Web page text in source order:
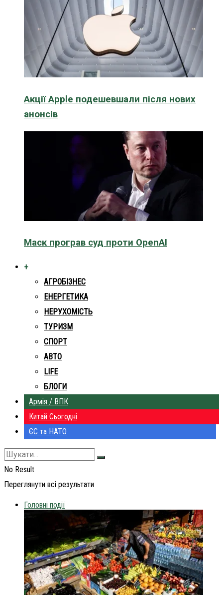
Акції Apple подешевшали після нових
анонсів
Маск програв суд проти OpenAI
+
АГРОБІЗНЕС
ЕНЕРГЕТИКА
НЕРУХОМІСТЬ
ТУРИЗМ
СПОРТ
АВТО
LIFE
БЛОГИ
Армія / ВПК
Китай Сьогодні
ЄС та НАТО
No Result
Переглянути всі результати
Головні події